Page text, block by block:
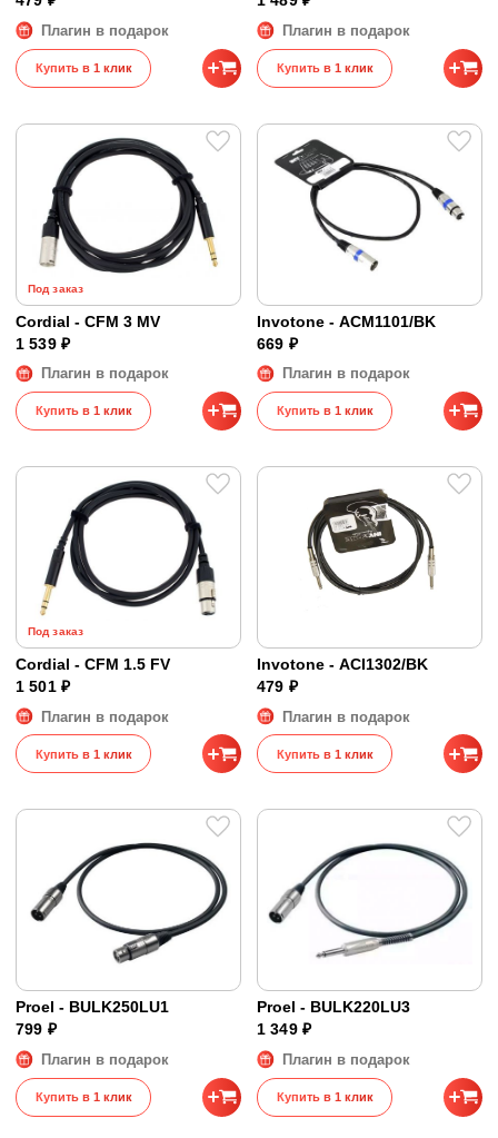
Плагин в подарок
Купить в 1 клик
Плагин в подарок
Купить в 1 клик
Под заказ
Cordial - CFM 3 MV
1 539 ₽
Плагин в подарок
Купить в 1 клик
Invotone - ACM1101/BK
669 ₽
Плагин в подарок
Купить в 1 клик
Под заказ
Cordial - CFM 1.5 FV
1 501 ₽
Плагин в подарок
Купить в 1 клик
Invotone - ACI1302/BK
479 ₽
Плагин в подарок
Купить в 1 клик
Proel - BULK250LU1
799 ₽
Плагин в подарок
Купить в 1 клик
Proel - BULK220LU3
1 349 ₽
Плагин в подарок
Купить в 1 клик